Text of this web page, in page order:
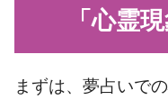
「心霊
まずは、夢占いで